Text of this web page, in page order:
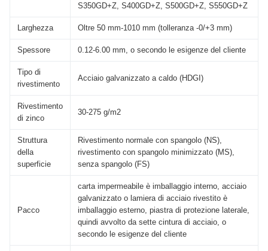
S350GD+Z, S400GD+Z, S500GD+Z, S550GD+Z
Larghezza Oltre 50 mm-1010 mm (tolleranza -0/+3 mm)
Spessore 0.12-6.00 mm, o secondo le esigenze del cliente
Tipo di
rivestimento
Acciaio galvanizzato a caldo (HDGI)
Rivestimento
di zinco
30-275 g/m2
Struttura
della
superficie
Rivestimento normale con spangolo (NS),
rivestimento con spangolo minimizzato (MS),
senza spangolo (FS)
Pacco
carta impermeabile è imballaggio interno, acciaio
galvanizzato o lamiera di acciaio rivestito è
imballaggio esterno, piastra di protezione laterale,
quindi avvolto da sette cintura di acciaio, o
secondo le esigenze del cliente